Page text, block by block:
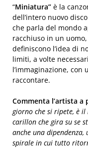
“Miniatura” è la
dell’intero nuovo
che parla del mondo
racchiuso in un
definiscono l’idea di
limiti, a volte
l’immaginazione, con
raccontare.
Commenta l’artista
giorno che si ripete, è
carillon che gira su se
anche una
spirale in cui tutto